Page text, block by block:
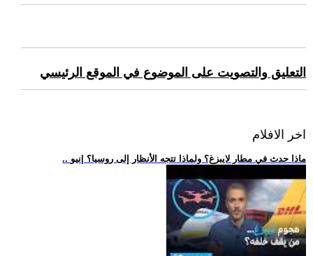
التعليق والتصويت على الموضوع في الموقع الرئيسي
اخر الافلام
.. ماذا حدث في مطار لايبزغ؟ ولماذا تتجه الأنظار إلى روسيا؟ |نيو